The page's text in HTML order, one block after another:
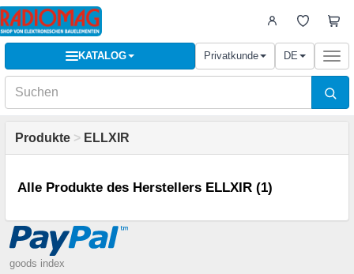
KATALOG Privatkunde DE
Produkte > ELLXIR
Alle Produkte des Herstellers ELLXIR (1)
goods index